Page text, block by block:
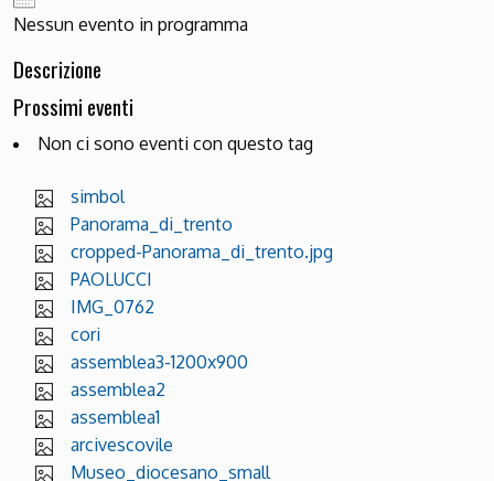
Nessun evento in programma
Descrizione
Prossimi eventi
Non ci sono eventi con questo tag
simbol
Panorama_di_trento
cropped-Panorama_di_trento.jpg
PAOLUCCI
IMG_0762
cori
assemblea3-1200x900
assemblea2
assemblea1
arcivescovile
Museo_diocesano_small